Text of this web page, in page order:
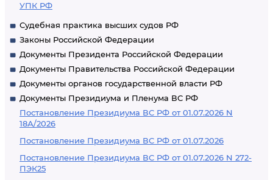
УПК РФ
Судебная практика высших судов РФ
Законы Российской Федерации
Документы Президента Российской Федерации
Документы Правительства Российской Федерации
Документы органов государственной власти РФ
Документы Президиума и Пленума ВС РФ
Постановление Президиума ВС РФ от 01.07.2026 N
18А/2026
Постановление Президиума ВС РФ от 01.07.2026
Постановление Президиума ВС РФ от 01.07.2026 N 272-
ПЭК25